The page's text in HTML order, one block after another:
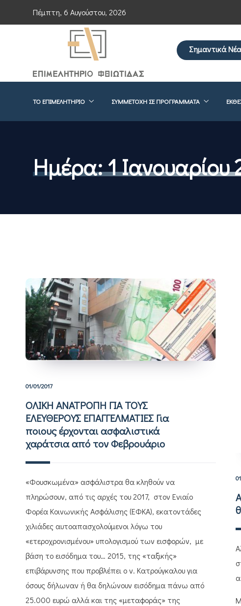
Πέμπτη, 6 Αυγούστου, 2026
Σημαντικά Νέα
Επείγουσα ενημέρωση
ΤΟ ΕΠΙΜΕΛΗΤΉΡΙΟ ΣΥΜΜΕΤΟΧΉ ΣΕ ΠΡΟΓΡΆΜΜΑΤΑ
Ημέρα:1 Ιανουαρίου
01/01/2017
OΛΙΚΗ ΑΝΑΤΡΟΠΗ ΓΙΑ ΤΟΥΣ
ΕΛΕΥΘΕΡΟΥΣ ΕΠΑΓΓΕΛΜΑΤΙΕΣ Για
ποιους έρχονται ασφαλιστικά
χαράτσια από τον Φεβρουάριο
«Φουσκωμένα» ασφάλιστρα θα κληθούν να
πληρώσουν, από τις αρχές του 2017, στον Ενιαίο
Φορέα Κοινωνικής Ασφάλισης (ΕΦΚΑ), εκατοντάδες
χιλιάδες αυτοαπασχολούμενοι λόγω του
«ετεροχρονισμένου» υπολογισμού των εισφορών, με
βάση το εισόδημα του… 2015, της «ταξικής»
επιβάρυνσης που προβλέπει ο ν. Κατρούγκαλου για
όσους δήλωναν ή θα δηλώνουν εισόδημα πάνω από
25.000 ευρώ αλλά και της «μεταφοράς» της